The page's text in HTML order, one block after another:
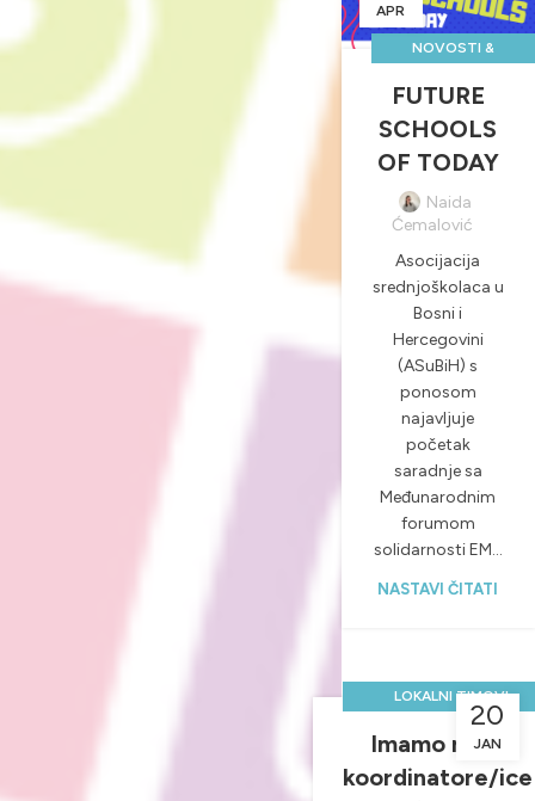
APR
NOVOSTI &
,
POZITIVNE
SREDNJOŠKOLSKE
PRIČE
,PROJEKTI
FUTURE
SCHOOLS
OF TODAY
Naida
Ćemalović
Asocijacija
srednjoškolaca u
Bosni i
Hercegovini
(ASuBiH) s
ponosom
najavljuje
početak
saradnje sa
Međunarodnim
forumom
solidarnosti EM...
NASTAVI ČITATI
20
JAN
LOKALNI TIMOVI,
NOVOSTI & PROJEKTI
UNCATEGORIZED
Imamo nove
koordinatore/ice